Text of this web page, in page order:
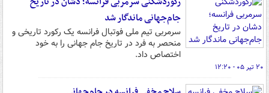
جام‌جهانی ماندگار شد
سرمربی تیم ملی فوتبال فرانسه یک رکورد تاریخی و
منحصر به فرد در تاریخ جام‌ جهانی را به خود
اختصاص داد.
۲۰ تیر ۰۵ - ۱۲:۲۰